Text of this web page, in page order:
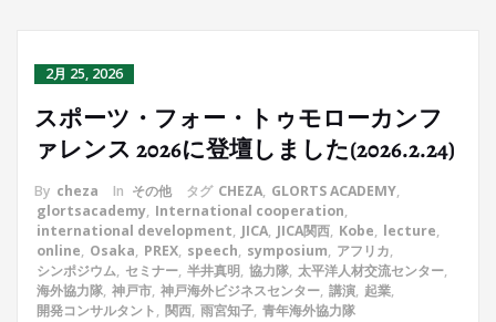
2月 25, 2026
スポーツ・フォー・トゥモローカンフ
ァレンス 2026に登壇しました(2026.2.24)
By cheza In その他 タグ CHEZA, GLORTS ACADEMY,
glortsacademy, International cooperation,
international development, JICA, JICA関西, Kobe, lecture,
online, Osaka, PREX, speech, symposium, アフリカ,
シンポジウム, セミナー, 半井真明, 協力隊, 太平洋人材交流センター,
海外協力隊, 神戸市, 神戸海外ビジネスセンター, 講演, 起業,
開発コンサルタント, 関西, 雨宮知子, 青年海外協力隊